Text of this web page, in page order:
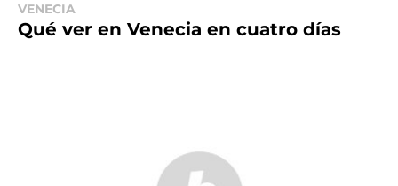
VENECIA
Qué ver en Venecia en cuatro días